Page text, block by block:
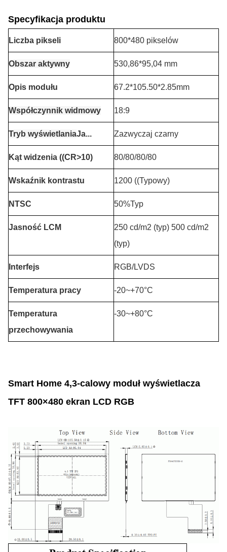
Specyfikacja produktu
Liczba pikseli 800*480 pikselów
Obszar aktywny 530,86*95,04 mm
Opis modułu 67.2*105.50*2.85mm
Współczynnik widmowy 18:9
Tryb wyświetlaniaJa... Zazwyczaj czarny
Kąt widzenia ((CR>10) 80/80/80/80
Wskaźnik kontrastu 1200 ((Typowy)
NTSC 50%Typ
Jasność LCM
250 cd/m2 (typ) 500 cd/m2
(typ)
Interfejs RGB/LVDS
Temperatura pracy -20~+70°C
Temperatura
przechowywania
-30~+80°C
Smart Home 4,3-calowy moduł wyświetlacza
TFT 800×480 ekran LCD RGB